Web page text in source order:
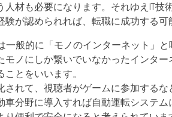
人材も必要になります。それゆえIT技
験が認められれば、転職に成功する
一般的に「モノのインターネット」
モノにしか繋いでいなかったインタ
とをいいます。
されて、視聴者がゲームに参加する
車分野に導入すれば自動運転システ